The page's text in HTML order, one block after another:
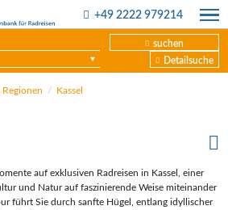
+49 2222 979214
suchen
Detailsuche
Regionen Kassel
auf exklusiven Radreisen in Kassel, einer
und Natur auf faszinierende Weise miteinander
führt Sie durch sanfte Hügel, entlang idyllischer